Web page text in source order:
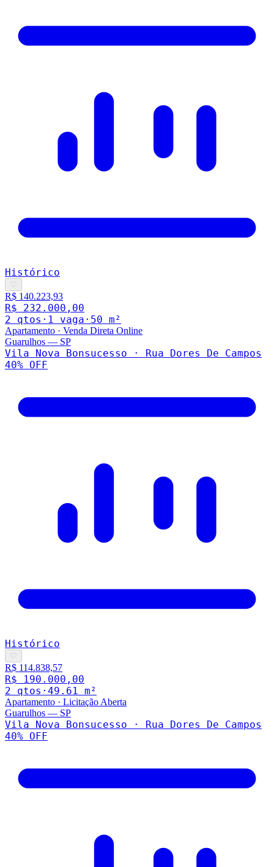
Histórico
♡
R$ 140.223,93
R$ 232.000,00
2 qtos · 1 vaga · 50 m²
Apartamento · Venda Direta Online
Guarulhos — SP
Vila Nova Bonsucesso · Rua Dores De Campos
40% OFF
Histórico
♡
R$ 114.838,57
R$ 190.000,00
2 qtos · 49.61 m²
Apartamento · Licitação Aberta
Guarulhos — SP
Vila Nova Bonsucesso · Rua Dores De Campos
40% OFF